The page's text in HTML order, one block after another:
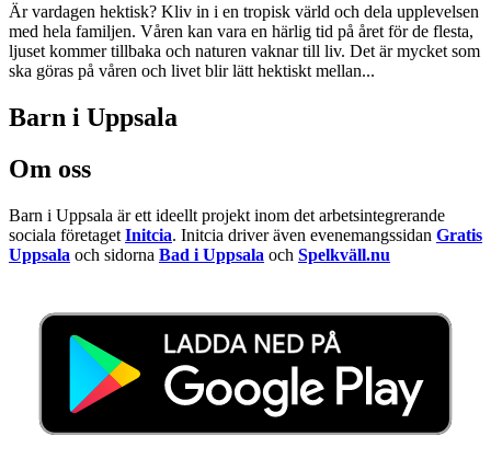
Är vardagen hektisk? Kliv in i en tropisk värld och dela upplevelsen
med hela familjen. Våren kan vara en härlig tid på året för de flesta,
ljuset kommer tillbaka och naturen vaknar till liv. Det är mycket som
ska göras på våren och livet blir lätt hektiskt mellan...
Barn i Uppsala
Om oss
Barn i Uppsala är ett ideellt projekt inom det arbetsintegrerande
sociala företaget Initcia. Initcia driver även evenemangssidan Gratis
Uppsala och sidorna Bad i Uppsala och Spelkväll.nu